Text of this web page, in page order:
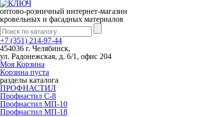
оптово-розничный интернет-магазин
кровельных и фасадных материалов
+7 (351) 214-97-44
454036 г. Челябинск,
ул. Радонежская, д. 6/1, офис 204
Моя Корзина
Корзина пуста
разделы каталога
ПРОФНАСТИЛ
Профнастил С-8
Профнастил МП-10
Профнастил МП-18